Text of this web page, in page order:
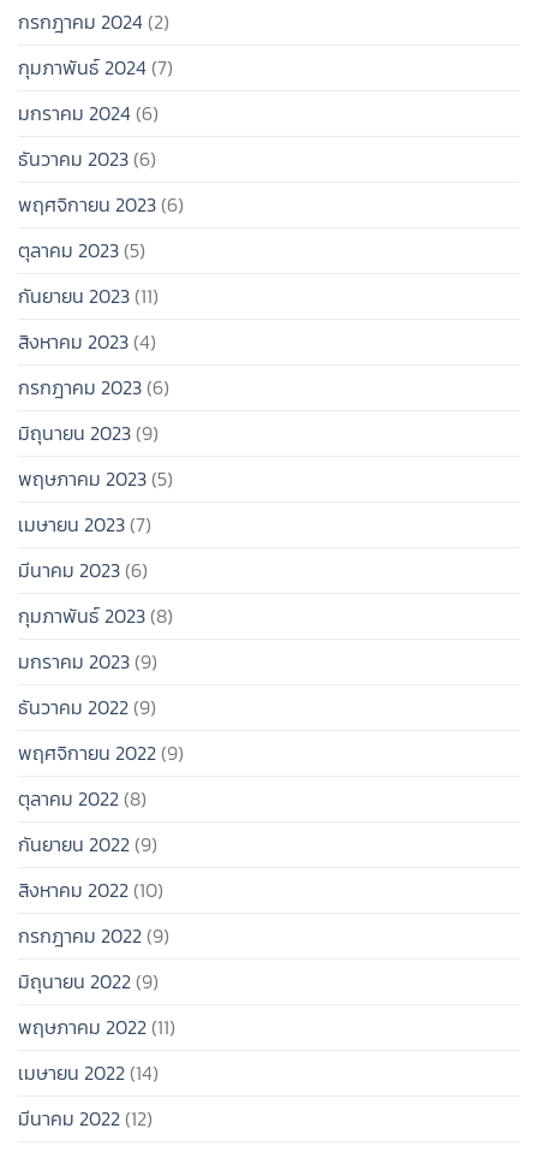
กรกฎาคม 2024(2)
กุมภาพันธ์ 2024(7)
มกราคม 2024(6)
ธันวาคม 2023(6)
พฤศจิกายน 2023(6)
ตุลาคม 2023(5)
กันยายน 2023(11)
สิงหาคม 2023(4)
กรกฎาคม 2023(6)
มิถุนายน 2023(9)
พฤษภาคม 2023(5)
เมษายน 2023(7)
มีนาคม 2023(6)
กุมภาพันธ์ 2023(8)
มกราคม 2023(9)
ธันวาคม 2022(9)
พฤศจิกายน 2022(9)
ตุลาคม 2022(8)
กันยายน 2022(9)
สิงหาคม 2022(10)
กรกฎาคม 2022(9)
มิถุนายน 2022(9)
พฤษภาคม 2022(11)
เมษายน 2022(14)
มีนาคม 2022(12)